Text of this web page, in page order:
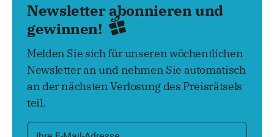
Newsletter abonnieren und
gewinnen!
Melden Sie sich für unseren wöchentlichen
Newsletter an und nehmen Sie automatisch
an der nächsten Verlosung des Preisrätsels
teil.